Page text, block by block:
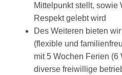
Mittelpunkt stellt, sowie
Respekt gelebt wird
Des Weiteren bieten
(flexible und
mit 5 Wochen Ferien (6
diverse freiwillige